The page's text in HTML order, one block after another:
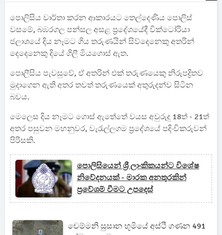
පොලිසිය වාර්තා කරන ආකාරයට තෙල්දෙණිය පොලිස්
වසමේ, බඹරගල පන්සල අසළ ප්‍රදේශයේදී වික්ටෝරියා
ජලාශයේ දිය නෑමට ගිය තරුණයින් සිව්දෙනෙකු අතරින්
දෙදෙනෙකු දියේ ගිලී මියගොස් ඇත.
පොලීසිය පැවසුවේ, ඒ අතරින් එක් තරුණයෙකු නිරුපද්‍රිතව
මුදාගෙන ඇති අතර තවත් තරුණයෙක් අතුරුදන්ව සිටින
බවය.
මෙලෙස දිය නෑමට ගොස් ඇතේතේ වයස අවුරුදු 18ත් - 21ත්
අතර පසුවන මහනුවර, වැරැල්ලගම ප්‍රදේශයේ පදිංචිකරුවන්
පිරිසකි.
පොලිසියෙන් ශ්‍රී ලාංකිකයන්ට විශේෂ
නිවේදනයක් - මාරක අනතුරකින්
ප්‍රවේශම් වීමට උපදෙස්
චෙම්මනි සුසාන භූමියේ අස්ථි ගණන 491